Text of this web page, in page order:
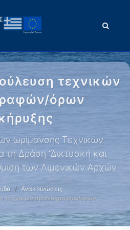
τεχνικών
όρων
ωρίμανσης Τεχνικών
τη Δράση “Δικτυακή και
των Λιμενικών Αρχών
Ανακοινώσεις
τεχνικών προδιαγραφών/όρων …